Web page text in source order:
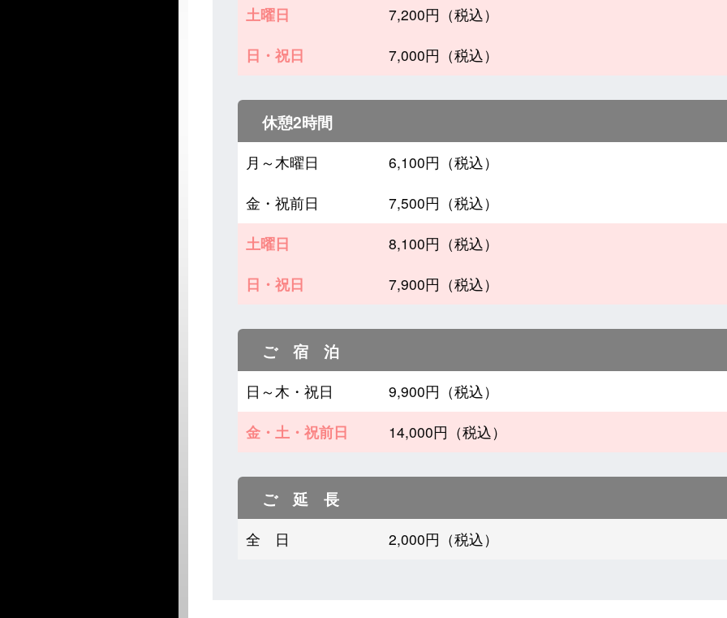
土曜日
7,200円（税込）
日・祝日
7,000円（税込）
休憩2時間
月～木曜日
6,100円（税込）
金・祝前日
7,500円（税込）
土曜日
8,100円（税込）
日・祝日
7,900円（税込）
ご 宿 泊
日～木・祝日
9,900円（税込）
金・土・祝前日
14,000円（税込）
ご 延 長
全 日 2,000円（税込）